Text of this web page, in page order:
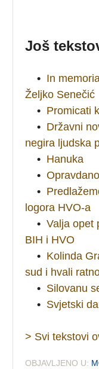
Još
• In
Željko Senečić
• Promicati
• Državni
negira ljudska
• Hanuka
•
•
logora HVO-a
• Valja opet
BIH i HVO
• Kolinda
sud i hvali
• Silovanu
• Svjetski
> Svi tekstovi
OBJAVLJENO U: